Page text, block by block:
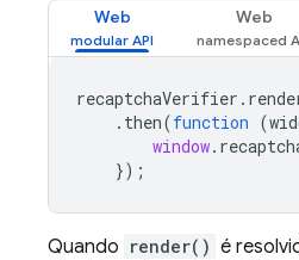
Web Web
recaptchaVerifier .
. then(function (
window.
});
Quando render() é